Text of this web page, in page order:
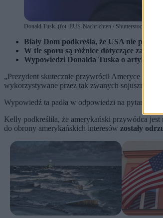
Donald Tusk. (fot. EUS-Nachrichten / Shutterstock)
Biały Dom podkreśla, że USA nie
W tle sporu są różnice dotyczące
Wypowiedzi Donalda Tuska o artykule 5
„Prezydent skutecznie przywrócił Ameryce
wykorzystywane przez tak zwanych
Wypowiedź ta padła w odpowiedzi na pytania
Kelly podkreśliła, że amerykański przywódca
do obrony amerykańskich interesów zostały